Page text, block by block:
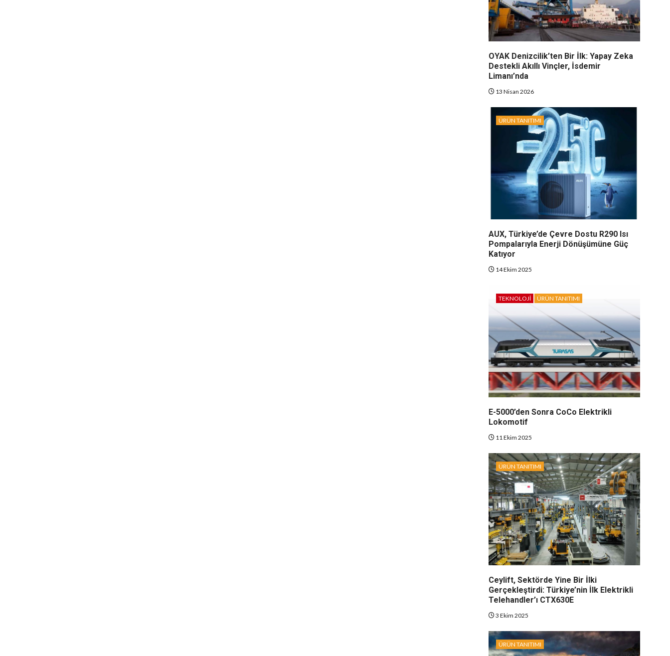
OYAK Denizcilik’ten Bir İlk: Yapay Zeka
Destekli Akıllı Vinçler, İsdemir
Limanı’nda
13 Nisan 2026
ÜRÜN TANITIMI
AUX, Türkiye’de Çevre Dostu R290 Isı
Pompalarıyla Enerji Dönüşümüne Güç
Katıyor
14 Ekim 2025
TEKNOLOJI ÜRÜN TANITIMI
E-5000’den Sonra CoCo Elektrikli
Lokomotif
11 Ekim 2025
ÜRÜN TANITIMI
Ceylift, Sektörde Yine Bir İlki
Gerçekleştirdi: Türkiye’nin İlk Elektrikli
Telehandler’ı CTX630E
3 Ekim 2025
ÜRÜN TANITIMI